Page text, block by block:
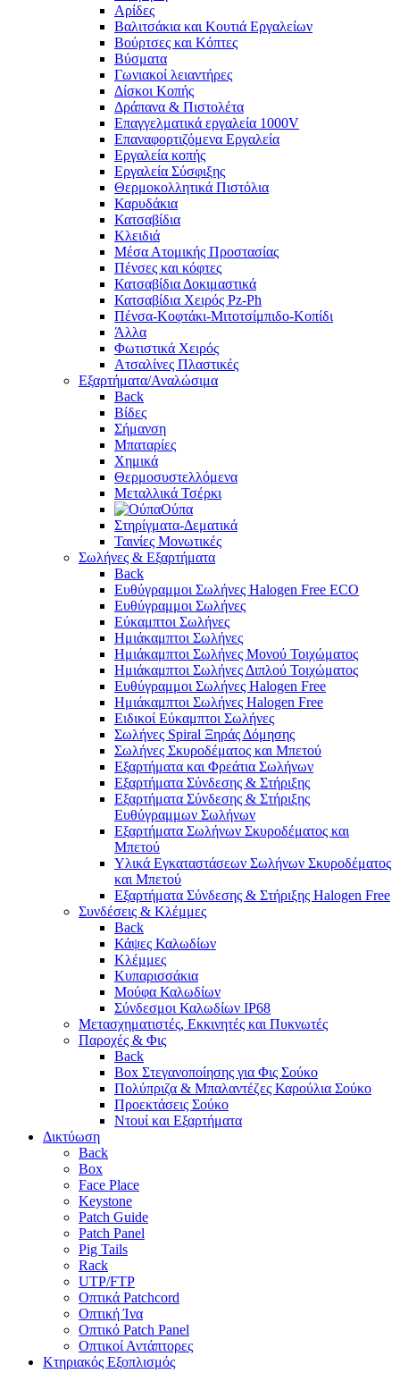
Αρίδες
Βαλιτσάκια και Κουτιά Εργαλείων
Βούρτσες και Κόπτες
Βύσματα
Γωνιακοί λειαντήρες
Δίσκοι Κοπής
Δράπανα & Πιστολέτα
Επαγγελματικά εργαλεία 1000V
Επαναφορτιζόμενα Εργαλεία
Εργαλεία κοπής
Εργαλεία Σύσφιξης
Θερμοκολλητικά Πιστόλια
Καρυδάκια
Κατσαβίδια
Κλειδιά
Μέσα Ατομικής Προστασίας
Πένσες και κόφτες
Κατσαβίδια Δοκιμαστικά
Κατσαβίδια Χειρός Pz-Ph
Πένσα-Κοφτάκι-Μιτοτσίμπιδο-Κοπίδι
Άλλα
Φωτιστικά Χειρός
Ατσαλίνες Πλαστικές
Εξαρτήματα/Αναλώσιμα
Back
Βίδες
Σήμανση
Μπαταρίες
Χημικά
Θερμοσυστελλόμενα
Μεταλλικά Τσέρκι
Ούπα
Στηρίγματα-Δεματικά
Ταινίες Μονωτικές
Σωλήνες & Εξαρτήματα
Back
Ευθύγραμμοι Σωλήνες Halogen Free ECO
Ευθύγραμμοι Σωλήνες
Εύκαμπτοι Σωλήνες
Ημιάκαμπτοι Σωλήνες
Ημιάκαμπτοι Σωλήνες Μονού Τοιχώματος
Ημιάκαμπτοι Σωλήνες Διπλού Τοιχώματος
Ευθύγραμμοι Σωλήνες Halogen Free
Ημιάκαμπτοι Σωλήνες Halogen Free
Ειδικοί Εύκαμπτοι Σωλήνες
Σωλήνες Spiral Ξηράς Δόμησης
Σωλήνες Σκυροδέματος και Μπετού
Εξαρτήματα και Φρεάτια Σωλήνων
Εξαρτήματα Σύνδεσης & Στήριξης
Εξαρτήματα Σύνδεσης & Στήριξης
Ευθύγραμμων Σωλήνων
Εξαρτήματα Σωλήνων Σκυροδέματος και
Μπετού
Υλικά Εγκαταστάσεων Σωλήνων Σκυροδέματος
και Μπετού
Εξαρτήματα Σύνδεσης & Στήριξης Halogen Free
Συνδέσεις & Κλέμμες
Back
Κάψες Καλωδίων
Κλέμμες
Κυπαρισσάκια
Μούφα Καλωδίων
Σύνδεσμοι Καλωδίων IP68
Μετασχηματιστές, Εκκινητές και Πυκνωτές
Παροχές & Φις
Back
Box Στεγανοποίησης για Φις Σούκο
Πολύπριζα & Μπαλαντέζες Καρούλια Σούκο
Προεκτάσεις Σούκο
Ντουί και Εξαρτήματα
Δικτύωση
Back
Box
Face Place
Keystone
Patch Guide
Patch Panel
Pig Tails
Rack
UTP/FTP
Οπτικά Patchcord
Οπτική Ίνα
Οπτικό Patch Panel
Οπτικοί Αντάπτορες
Κτηριακός Εξοπλισμός